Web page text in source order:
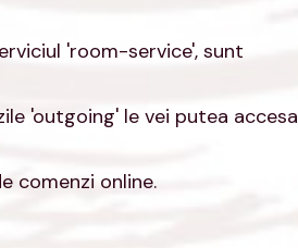
'room-service', sunt
'outgoing' le vei putea accesa
comenzi online.